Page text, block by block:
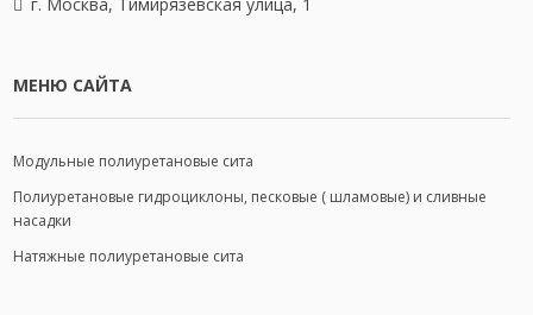
МЕНЮ САЙТА
Модульные полиуретановые сита
Полиуретановые гидроциклоны, песковые ( шламовые) и сливные
насадки
Натяжные полиуретановые сита